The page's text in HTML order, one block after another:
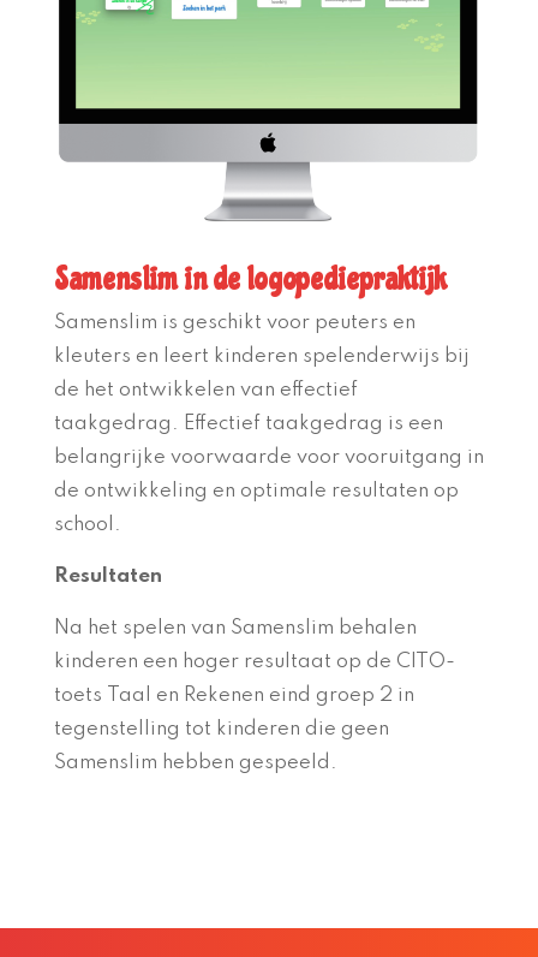
Samenslim in de logopediepraktijk
Samenslim is geschikt voor peuters en
kleuters en leert kinderen spelenderwijs bij
de het ontwikkelen van effectief
taakgedrag. Effectief taakgedrag is een
belangrijke voorwaarde voor vooruitgang in
de ontwikkeling en optimale resultaten op
school.
Resultaten
Na het spelen van Samenslim behalen
kinderen een hoger resultaat op de CITO-
toets Taal en Rekenen eind groep 2 in
tegenstelling tot kinderen die geen
Samenslim hebben gespeeld.